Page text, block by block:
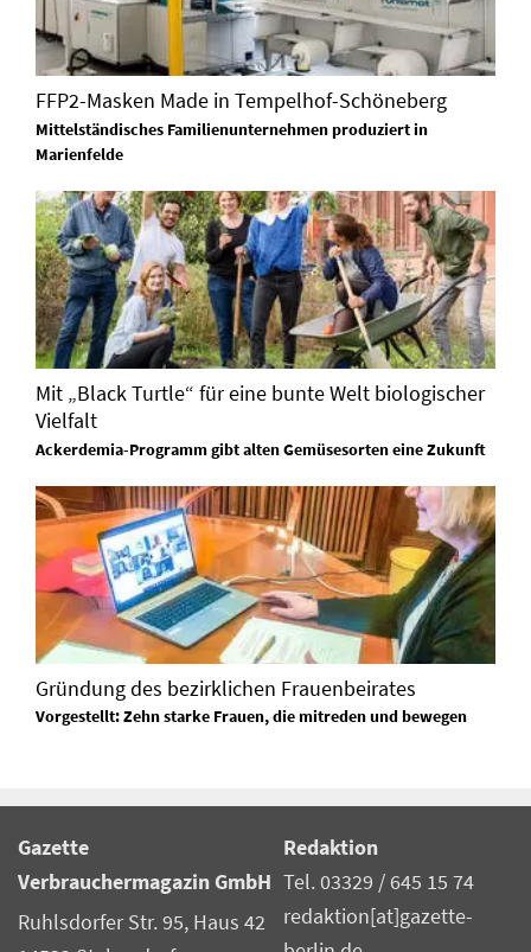
FFP2-Masken Made in Tempelhof-Schöneberg
Mittelständisches Familienunternehmen produziert in
Marienfelde
Mit „Black Turtle“ für eine bunte Welt biologischer
Vielfalt
Ackerdemia-Programm gibt alten Gemüsesorten eine Zukunft
Gründung des bezirklichen Frauenbeirates
Vorgestellt: Zehn starke Frauen, die mitreden und bewegen
Gazette
Verbrauchermagazin GmbH
Ruhlsdorfer Str. 95, Haus 42
Redaktion
Tel. 03329 / 645 15 74
redaktion[at]gazette-